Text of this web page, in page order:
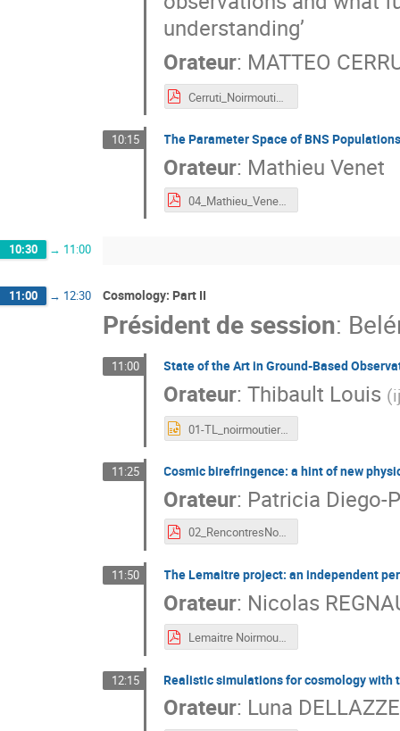
understanding’
Orateur: MATTEO
Cerruti_Noirmoutier.pdf
10:15 The Parameter Space of BNS
Orateur: Mathieu Venet
04_Mathieu_Venet.pdf
10:30 → 11:00
11:00 → 12:30 Cosmology: Part II
Président de session:
11:00 State of the Art in Ground-Based
Orateur:Thibault Louis (
01-TL_noirmoutier_powerpoint.pptx
11:25 Cosmic birefringence: a hint of new
Orateur: Patricia Diego-
02_RencontresNoirmoutier -- Patricia Diego.pdf
11:50 The Lemaitre project: an independent
Orateur: Nicolas
Lemaitre Noirmoutier 2026.pdf
12:15 Realistic simulations for cosmology with
Orateur: Luna